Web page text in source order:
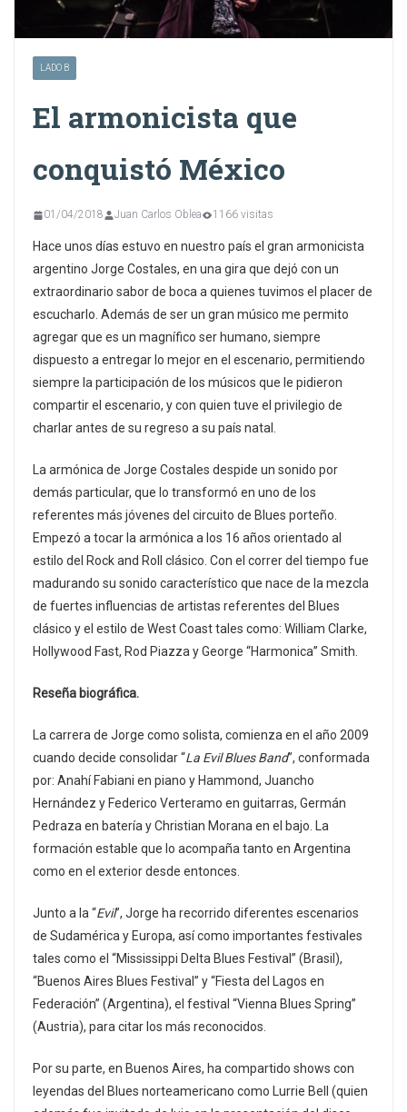
LADO B
El armonicista que
conquistó México
01/04/2018 Juan Carlos Oblea 1166 visitas
Hace unos días estuvo en nuestro país el gran armonicista
argentino Jorge Costales, en una gira que dejó con un
extraordinario sabor de boca a quienes tuvimos el placer de
escucharlo. Además de ser un gran músico me permito
agregar que es un magnífico ser humano, siempre
dispuesto a entregar lo mejor en el escenario, permitiendo
siempre la participación de los músicos que le pidieron
compartir el escenario, y con quien tuve el privilegio de
charlar antes de su regreso a su país natal.
La armónica de Jorge Costales despide un sonido por
demás particular, que lo transformó en uno de los
referentes más jóvenes del circuito de Blues porteño.
Empezó a tocar la armónica a los 16 años orientado al
estilo del Rock and Roll clásico. Con el correr del tiempo fue
madurando su sonido característico que nace de la mezcla
de fuertes influencias de artistas referentes del Blues
clásico y el estilo de West Coast tales como: William Clarke,
Hollywood Fast, Rod Piazza y George “Harmonica” Smith.
Reseña biográfica.
La carrera de Jorge como solista, comienza en el año 2009
cuando decide consolidar “La Evil Blues Band”, conformada
por: Anahí Fabiani en piano y Hammond, Juancho
Hernández y Federico Verteramo en guitarras, Germán
Pedraza en batería y Christian Morana en el bajo. La
formación estable que lo acompaña tanto en Argentina
como en el exterior desde entonces.
Junto a la “Evil”, Jorge ha recorrido diferentes escenarios
de Sudamérica y Europa, así como importantes festivales
tales como el “Mississippi Delta Blues Festival” (Brasil),
“Buenos Aires Blues Festival” y “Fiesta del Lagos en
Federación” (Argentina), el festival “Vienna Blues Spring”
(Austria), para citar los más reconocidos.
Por su parte, en Buenos Aires, ha compartido shows con
leyendas del Blues norteamericano como Lurrie Bell (quien